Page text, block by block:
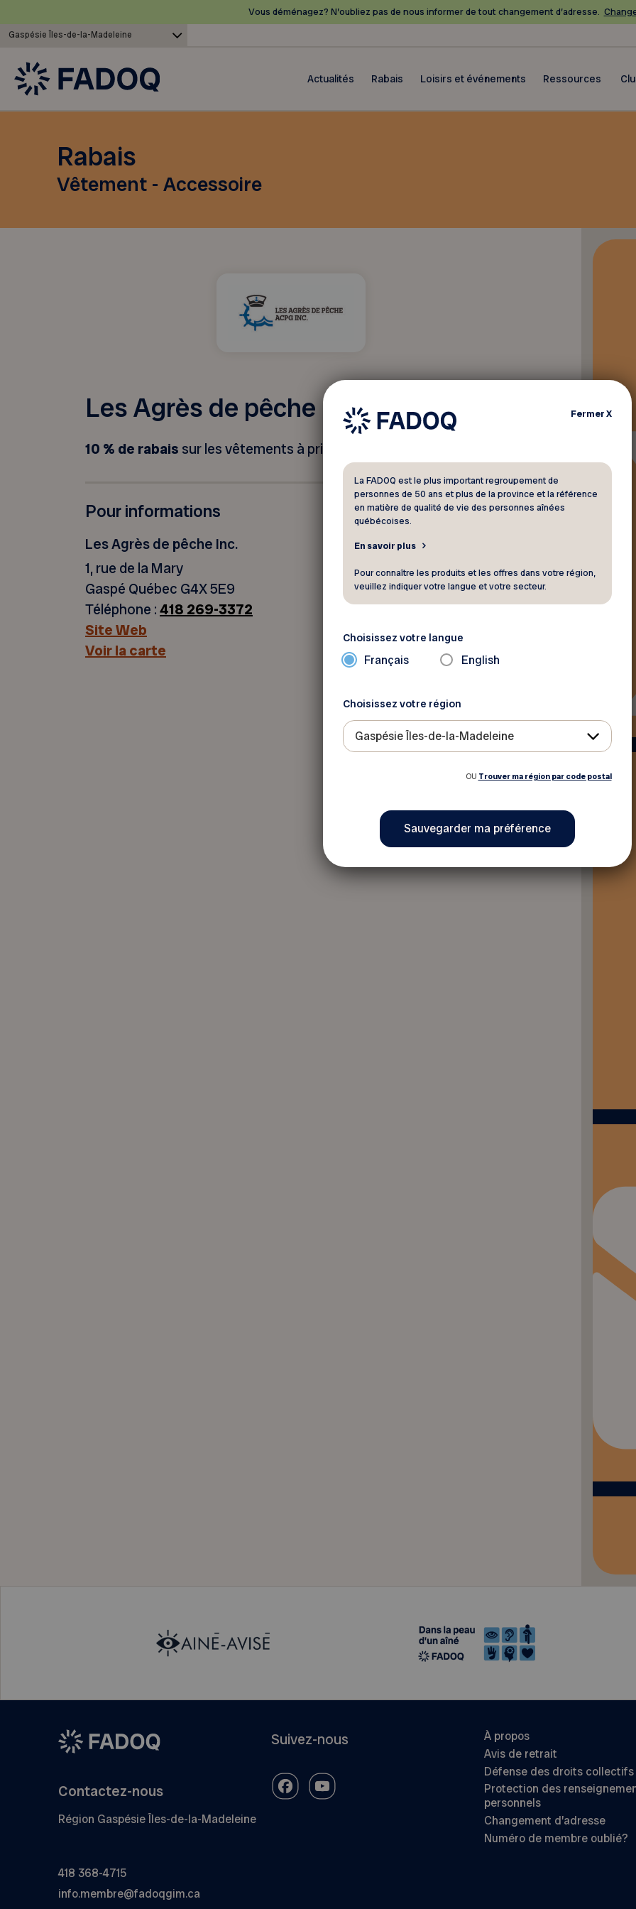
Vous déménagez? N’oubliez pas de nous informer de tout changement d’adresse.
Gaspésie Îles-de-la-Madeleine
Actualités Rabais Loisirs et événements Ressources
Rabais
Vêtement - Accessoire
Les Agrès de pêche Inc.
10 % de rabais sur les vêtements à prix régulier.
Pour informations
Les Agrès de pêche Inc.
1, rue de la Mary
Gaspé Québec G4X 5E9
Téléphone :418 269-3372
Site Web
Voir la carte
Retourner aux rabais
Contactez-nous
Région Gaspésie Îles-de-la-Madeleine
418 368-4715
info.membre@fadoqgim.ca
Suivez-nous
À propos
Avis de retrait
Défense des droits collectifs
Protection des
personnels
Changement d’adresse
Numéro de membre oublié?
FermerX
La FADOQ est le plus important regroupement de
personnes de 50 ans et plus de la province et la référence
en matière de qualité de vie des personnes aînées
québécoises.
En savoir plus
Pour connaître les produits et les offres dans votre région,
veuillez indiquer votre langue et votre secteur.
Choisissez votre langue
Français English
Choisissez votre région
Gaspésie Îles-de-la-Madeleine
OU Trouver ma région par code postal